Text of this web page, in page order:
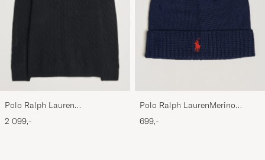
Polo Ralph Lauren
Wool/Cashmere Cable Half Zip
Polo Black
2 099,-
Polo Ralph LaurenMerino
BeanieHunter Navy
699,-